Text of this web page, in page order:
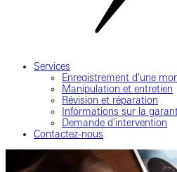
Services
Enregistrement d'une
Manipulation et entretien
Révision et réparation
Informations sur la
Demande d'intervention
Contactez-nous